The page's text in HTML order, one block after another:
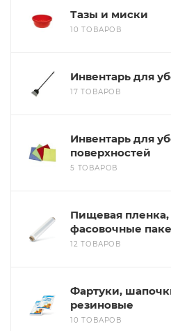
Тазы и миски
10 ТОВАРОВ
Инвентарь для
17 ТОВАРОВ
Инвентарь для
поверхностей
5 ТОВАРОВ
Пищевая пленка,
фасовочные
12 ТОВАРОВ
Фартуки,
резиновые
10 ТОВАРОВ